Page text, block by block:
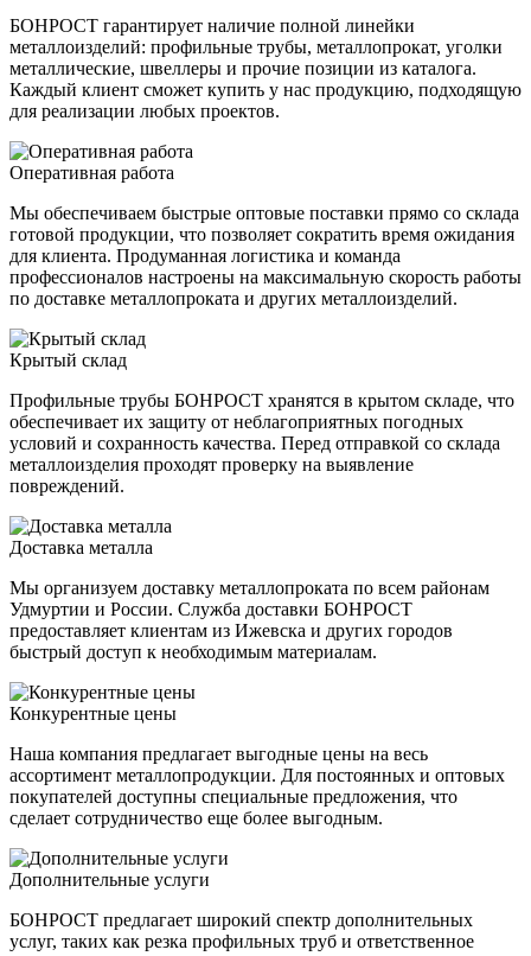
БОНРОСТ гарантирует наличие полной линейки
металлоизделий: профильные трубы, металлопрокат, уголки
металлические, швеллеры и прочие позиции из каталога.
Каждый клиент сможет купить у нас продукцию, подходящую
для реализации любых проектов.
Оперативная работа
Мы обеспечиваем быстрые оптовые поставки прямо со склада
готовой продукции, что позволяет сократить время ожидания
для клиента. Продуманная логистика и команда
профессионалов настроены на максимальную скорость работы
по доставке металлопроката и других металлоизделий.
Крытый склад
Профильные трубы БОНРОСТ хранятся в крытом складе, что
обеспечивает их защиту от неблагоприятных погодных
условий и сохранность качества. Перед отправкой со склада
металлоизделия проходят проверку на выявление
повреждений.
Доставка металла
Мы организуем доставку металлопроката по всем районам
Удмуртии и России. Служба доставки БОНРОСТ
предоставляет клиентам из Ижевска и других городов
быстрый доступ к необходимым материалам.
Конкурентные цены
Наша компания предлагает выгодные цены на весь
ассортимент металлопродукции. Для постоянных и оптовых
покупателей доступны специальные предложения, что
сделает сотрудничество еще более выгодным.
Дополнительные услуги
БОНРОСТ предлагает широкий спектр дополнительных
услуг, таких как резка профильных труб и ответственное